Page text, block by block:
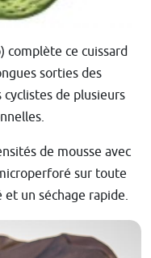
complète ce cuissard
sorties des
de plusieurs
de mousse avec
sur toute
un séchage rapide.